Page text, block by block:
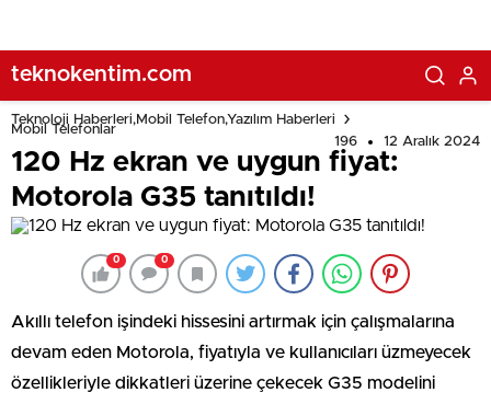
teknokentim.com
Teknoloji Haberleri,Mobil Telefon,Yazılım Haberleri
Mobil Telefonlar
196
12 Aralık 2024
120 Hz ekran ve uygun fiyat:
Motorola G35 tanıtıldı!
0 0
Akıllı telefon işindeki hissesini artırmak için çalışmalarına
devam eden Motorola, fiyatıyla ve kullanıcıları üzmeyecek
özellikleriyle dikkatleri üzerine çekecek G35 modelini